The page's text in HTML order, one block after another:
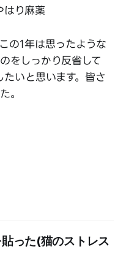
はり麻薬
の1年は思ったような
をしっかり反省して
たいと思います。皆さ
。
った(猫のストレス